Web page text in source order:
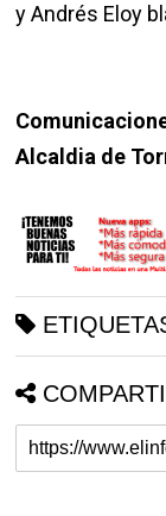
y Andrés Eloy
Alcaldia de